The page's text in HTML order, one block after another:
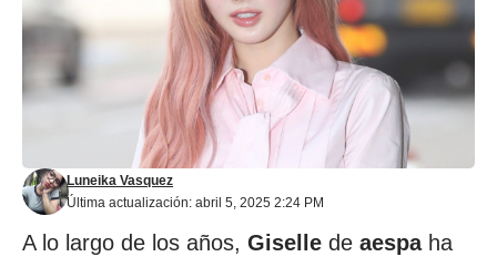
Última actualización: abril 5, 2025 2:24 PM
Luneika Vasquez
A lo largo de los años, Giselle de aespaha